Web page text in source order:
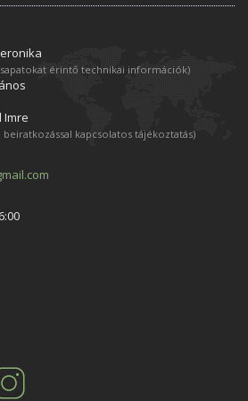
érintő technikai információk)
Imre
kapcsolatos tájékoztatás)